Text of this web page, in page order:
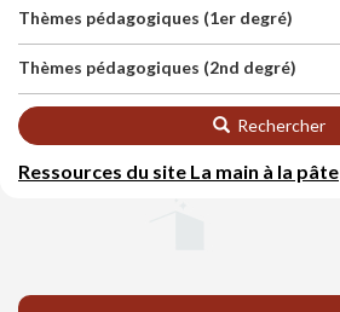
Thèmes pédagogiques (1er degré)
Thèmes pédagogiques (2nd degré)
Rechercher
Ressources du site La main à la pâte